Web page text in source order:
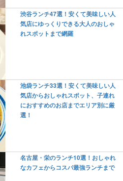
渋谷ランチ47選！安くて美味しい人
気店にゆっくりできる大人のおしゃ
れスポットまで網羅
池袋ランチ33選！安くて美味しい人
気店からおしゃれスポット、子連れ
におすすめのお店までエリア別に厳
選！
名古屋・栄のランチ10選！おしゃれ
なカフェからコスパ最強ランチまで